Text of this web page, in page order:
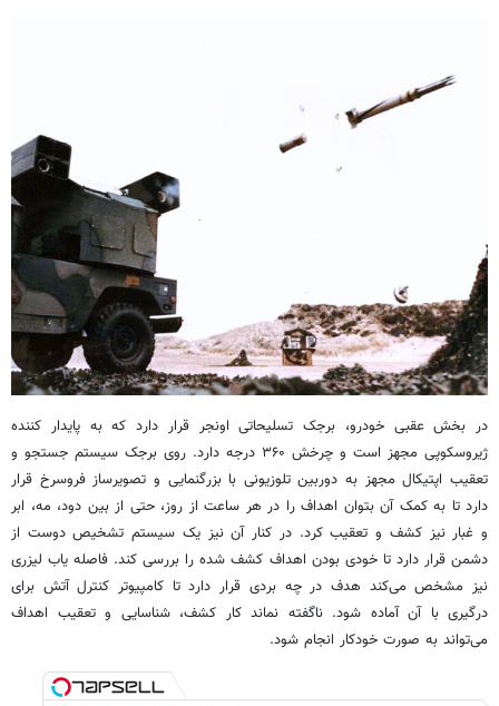
در بخش عقبی خودرو، برجک تسلیحاتی اونجر قرار دارد که به پایدار کننده
ژیروسکوپی مجهز است و چرخش ۳۶۰ درجه دارد. روی برجک سیستم جستجو و
تعقیب اپتیکال مجهز به دوربین تلوزیونی با بزرگنمایی و تصویرساز فروسرخ قرار
دارد تا به کمک آن بتوان اهداف را در هر ساعت از روز، حتی از بین دود، مه، ابر
و غبار نیز کشف و تعقیب کرد. در کنار آن نیز یک سیستم تشخیص دوست از
دشمن قرار دارد تا خودی بودن اهداف کشف شده را بررسی کند. فاصله یاب لیزری
نیز مشخص می‌کند هدف در چه بردی قرار دارد تا کامپیوتر کنترل آتش برای
درگیری با آن آماده شود. ناگفته نماند کار کشف، شناسایی و تعقیب اهداف
می‌تواند به صورت خودکار انجام شود.